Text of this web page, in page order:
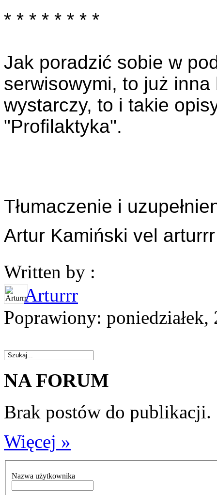
* * * * * * * *
Jak poradzić sobie w
serwisowymi, to już
wystarczy, to i takie
"Profilaktyka".
Tłumaczenie i
Artur Kamiński vel arturrr
Written by :
Arturrr
Poprawiony: poniedziałek,
NA FORUM
Brak postów do publikacji.
Więcej »
Nazwa użytkownika